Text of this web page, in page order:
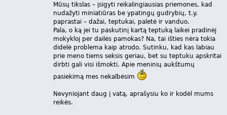
Mūsų tikslas – įsigyti reikalingiausias priemones, kad
nudažyti miniatiūras be ypatingų gudrybių, t.y.
paprastai – dažai, teptukai, paletė ir vanduo.
Pala, o ką jei tu paskutinį kartą teptuką laikei pradinėj
mokykloj per dailės pamokas? Na, tai išties nėra tokia
didelė problema kaip atrodo. Sutinku, kad kas labiau
prie meno tiems seksis geriau, bet su teptuku apskritai
dirbti gali visi išmokti. Apie meninių aukštumų
pasiekimą mes nekalbėsim
Nevyniojant daug į vatą, aprašysiu ko ir kodėl mums
reikės.